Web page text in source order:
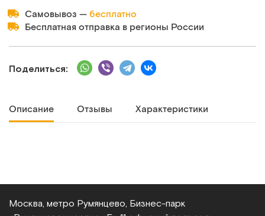
Самовывоз —бесплатно
Бесплатная отправка в регионы России
Поделиться:
Описание Отзывы Характеристики
Москва, метро Румянцево, Бизнес‑парк